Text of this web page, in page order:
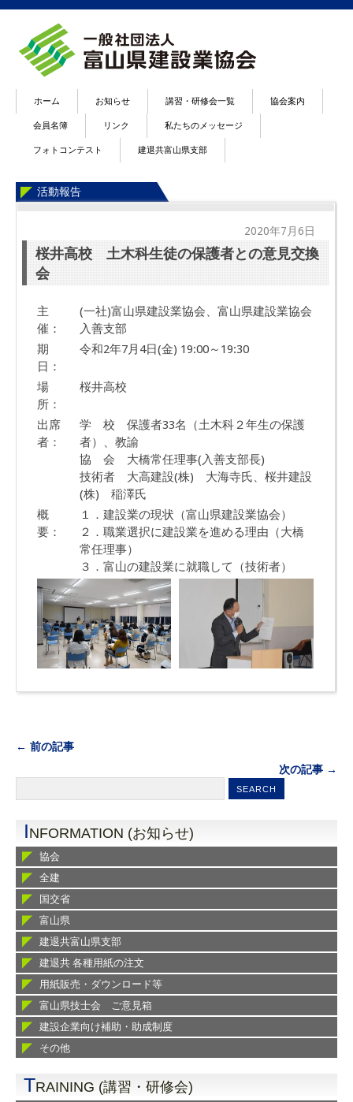
ホーム お知らせ 講習・研修会一覧 協会案内
会員名簿 リンク 私たちのメッセージ
フォトコンテスト 建退共富山県支部
活動報告
2020年7月6日
桜井高校 土木科生徒の保護者との意見交換
会
主
催：
(一社)富山県建設業協会、富山県建設業協会
入善支部
期
日：
令和2年7月4日(金) 19:00～19:30
場
所：
桜井高校
出席
者：
学 校 保護者33名（土木科２年生の保護
者）、教諭
協 会 大橋常任理事(入善支部長)
技術者 大高建設(株) 大海寺氏、桜井建設
(株) 稲澤氏
概
要：
１．建設業の現状（富山県建設業協会）
２．職業選択に建設業を進める理由（大橋
常任理事）
３．富山の建設業に就職して（技術者）
← 前の記事
次の記事 →
INFORMATION (お知らせ)
協会
全建
国交省
富山県
建退共富山県支部
建退共 各種用紙の注文
用紙販売・ダウンロード等
富山県技士会 ご意見箱
建設企業向け補助・助成制度
その他
TRAINING (講習・研修会)